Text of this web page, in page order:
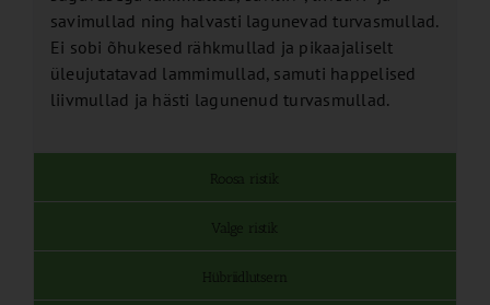
savimullad ning halvasti lagunevad turvasmullad.
Ei sobi õhukesed rähkmullad ja pikaajaliselt
üleujutatavad lammimullad, samuti happelised
liivmullad ja hästi lagunenud turvasmullad.
Roosa ristik
Valge ristik
Hübriidlutsern